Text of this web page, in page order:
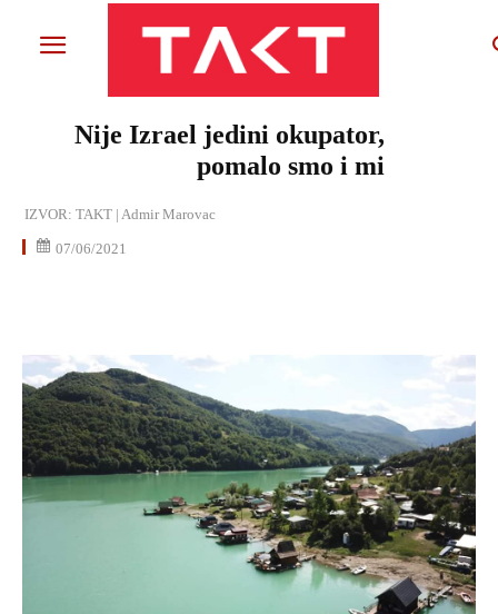
Nije Izrael jedini okupator,
pomalo smo i mi
IZVOR: TAKT | Admir Marovac
07/06/2021